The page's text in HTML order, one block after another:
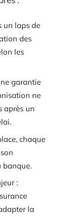
un laps de
des
les
garantie
ne
après un
chaque
banque.
:
la